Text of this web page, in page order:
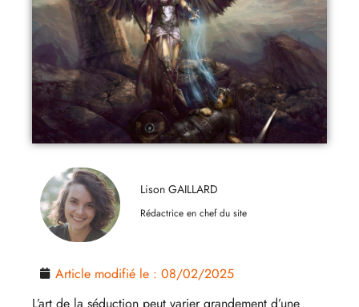
Lison GAILLARD
Rédactrice en chef du site
Article modifié le : 08/02/2025